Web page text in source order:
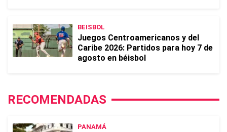
BEISBOL
Juegos Centroamericanos y del
Caribe 2026: Partidos para hoy 7 de
agosto en béisbol
RECOMENDADAS
PANAMÁ